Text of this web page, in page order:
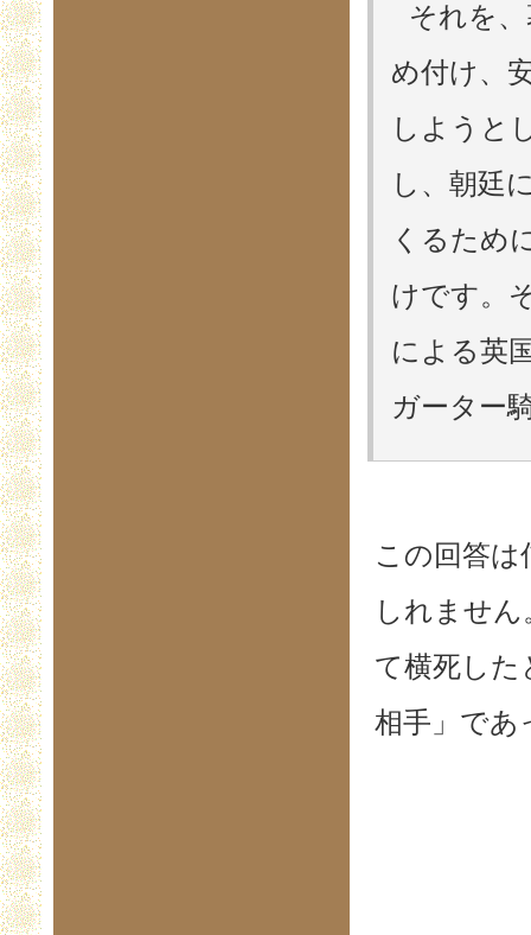
それを
め付け、
しようと
し、朝廷
くるため
けです。
による英
ガーター
この回答
しれませ
て横死した
相手」であ